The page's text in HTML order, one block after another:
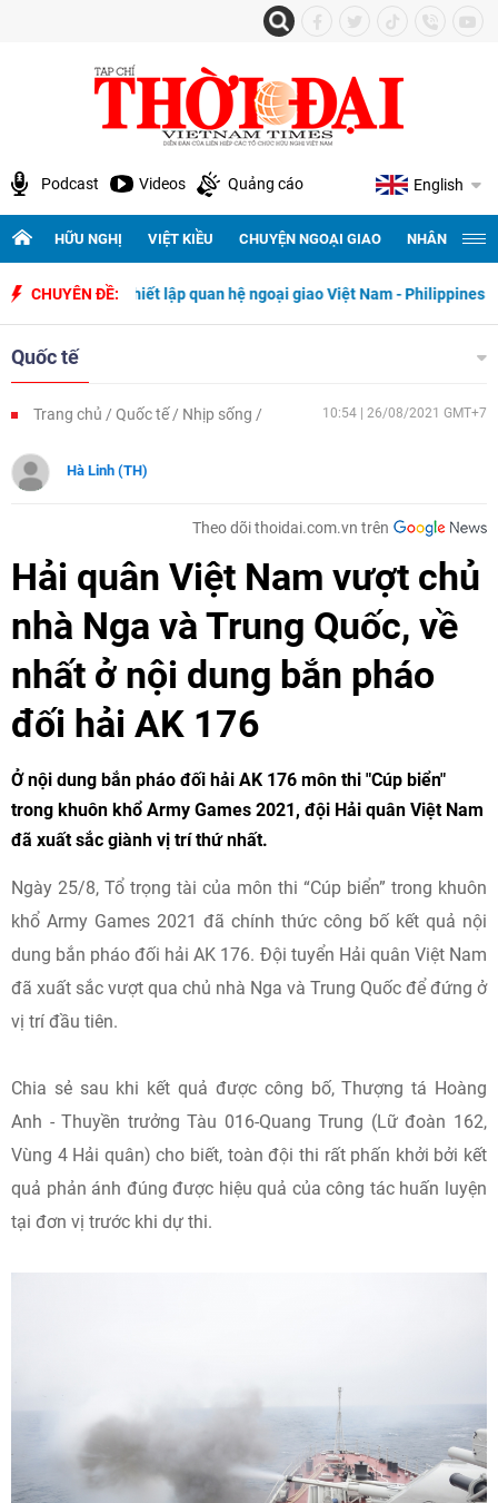
Podcast Videos Quảng cáo English
HỮU NGHỊ VIỆT KIỀU CHUYỆN NGOẠI GIAO NHÂN
CHUYÊN ĐỀ:
ngày thiết lập quan hệ ngoại giao Việt Nam - Philippines 500
Quốc tế
Trang chủ Quốc tế Nhịp sống 10:54 | 26/08/2021 GMT+7
Hà Linh (TH)
Theo dõi thoidai.com.vn trên
Hải quân Việt Nam vượt chủ
nhà Nga và Trung Quốc, về
nhất ở nội dung bắn pháo
đối hải AK 176
Ở nội dung bắn pháo đối hải AK 176 môn thi "Cúp biển"
trong khuôn khổ Army Games 2021, đội Hải quân Việt Nam
đã xuất sắc giành vị trí thứ nhất.
Ngày 25/8, Tổ trọng tài của môn thi “Cúp biển” trong khuôn
khổ Army Games 2021 đã chính thức công bố kết quả nội
dung bắn pháo đối hải AK 176. Đội tuyển Hải quân Việt Nam
đã xuất sắc vượt qua chủ nhà Nga và Trung Quốc để đứng ở
vị trí đầu tiên.
Chia sẻ sau khi kết quả được công bố, Thượng tá Hoàng
Anh - Thuyền trưởng Tàu 016-Quang Trung (Lữ đoàn 162,
Vùng 4 Hải quân) cho biết, toàn đội thi rất phấn khởi bởi kết
quả phản ánh đúng được hiệu quả của công tác huấn luyện
tại đơn vị trước khi dự thi.